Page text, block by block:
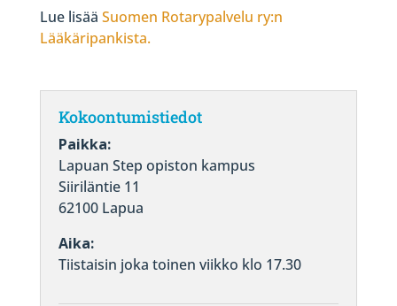
Lue lisää Suomen Rotarypalvelu ry:n
Lääkäripankista.
Kokoontumistiedot
Paikka:
Lapuan Step opiston kampus
Siiriläntie 11
62100 Lapua
Aika:
Tiistaisin joka toinen viikko klo 17.30